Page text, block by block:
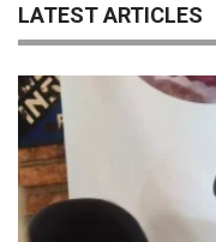
LATEST ARTICLES